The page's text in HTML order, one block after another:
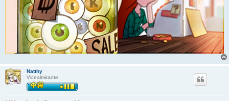
Natthy
Vicealmirante